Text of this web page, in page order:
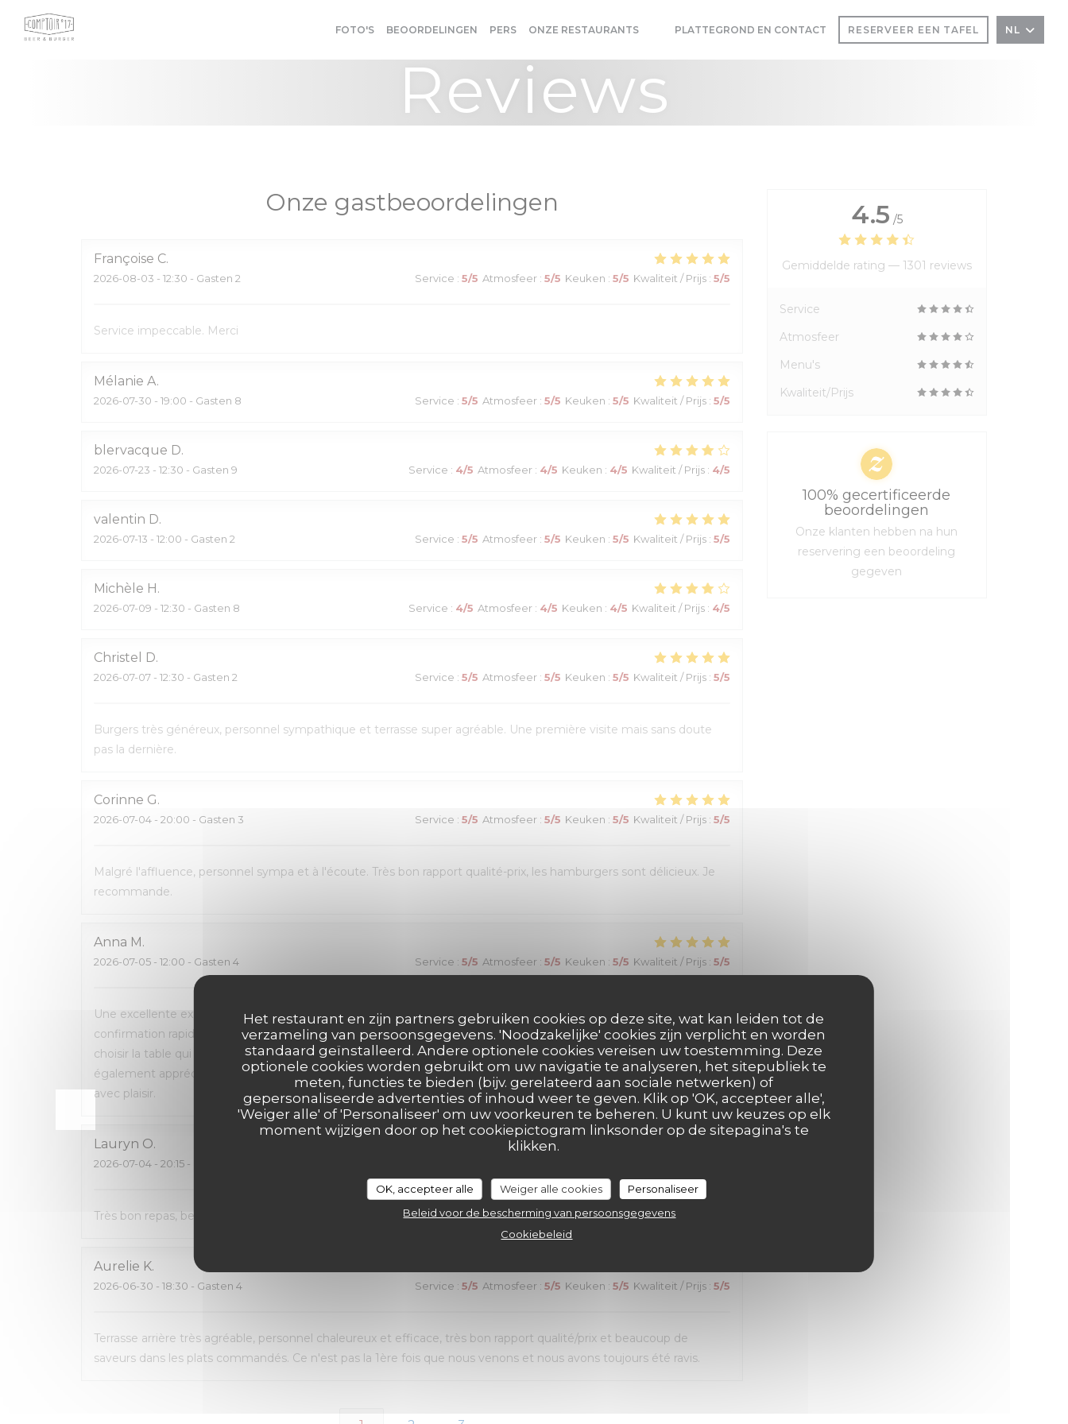
Cookies beheer paneel
Het restaurant en zijn partners gebruiken cookies op deze site, wat kan leiden tot de
verzameling van persoonsgegevens. 'Noodzakelijke' cookies zijn verplicht en worden
standaard geïnstalleerd. Andere optionele cookies vereisen uw toestemming. Deze
optionele cookies worden gebruikt om uw navigatie te analyseren, het sitepubliek te
meten, functies te bieden (bijv. gerelateerd aan sociale netwerken) of
gepersonaliseerde advertenties of inhoud weer te geven. Klik op 'OK, accepteer alle',
'Weiger alle' of 'Personaliseer' om uw voorkeuren te beheren. U kunt uw keuzes op elk
moment wijzigen door op het cookiepictogram linksonder op de sitepagina's te
klikken.
OK, accepteer alle Weiger alle cookies
Personaliseer
Beleid voor de bescherming van persoonsgegevens
Cookiebeleid
FOTO'S BEOORDELINGEN PERS ONZE RESTAURANTS
((OPENT IN EEN NIEUW VENSTER))
((OPENT IN EEN NIEUW VENSTER))
PLATTEGROND EN CONTACT RESERVEER EEN TAFEL NL
Reviews
Onze gastbeoordelingen
Françoise C
2026-08-03 - 12:30 - Gasten 2 Service : 5/5 Atmosfeer: 5/5 Keuken : 5/5 Kwaliteit / Prijs: 5/5
Service impeccable. Merci
Mélanie A
2026-07-30 - 19:00 - Gasten 8 Service : 5/5 Atmosfeer: 5/5 Keuken : 5/5 Kwaliteit / Prijs: 5/5
blervacque D
2026-07-23 - 12:30 - Gasten 9 Service : 4/5 Atmosfeer: 4/5 Keuken : 4/5 Kwaliteit / Prijs: 4/5
valentin D
2026-07-13 - 12:00 - Gasten 2 Service : 5/5 Atmosfeer: 5/5 Keuken : 5/5 Kwaliteit / Prijs: 5/5
Michèle H
2026-07-09 - 12:30 - Gasten 8 Service : 4/5 Atmosfeer: 4/5 Keuken : 4/5 Kwaliteit / Prijs: 4/5
Christel D
2026-07-07 - 12:30 - Gasten 2 Service : 5/5 Atmosfeer: 5/5 Keuken : 5/5 Kwaliteit / Prijs: 5/5
Burgers très généreux, personnel sympathique et terrasse super agréable. Une première visite mais sans doute
pas la dernière.
Corinne G
2026-07-04 - 20:00 - Gasten 3 Service : 5/5 Atmosfeer: 5/5 Keuken : 5/5 Kwaliteit / Prijs: 5/5
Malgré l'affluence, personnel sympa et à l'écoute. Très bon rapport qualité-prix, les hamburgers sont délicieux. Je
recommande.
Anna M
2026-07-05 - 12:00 - Gasten 4 Service : 5/5 Atmosfeer: 5/5 Keuken : 5/5 Kwaliteit / Prijs: 5/5
Une excellente expérience du début à la fin. La réservation en ligne était très simple et fluide, avec une
confirmation rapide par e-mail et SMS. L’accueil était chaleureux et le personnel très à l’écoute. Nous avons pu
choisir la table qui nous convenait le mieux. Les burgers étaient excellents et le service impeccable. Nous avons
également apprécié de pouvoir emporter ce qui n’avait pas été terminé. Une adresse que nous recommandons
avec plaisir.
Lauryn O
2026-07-04 - 20:15 - Gasten 2
Très bon repas, beau cadre, carte avec pas mal de choix. Mais un peu d’attente pour le service des plats
Aurelie K
2026-06-30 - 18:30 - Gasten 4 Service : 5/5 Atmosfeer: 5/5 Keuken : 5/5 Kwaliteit / Prijs: 5/5
Terrasse arrière très agréable, personnel chaleureux et efficace, très bon rapport qualité/prix et beaucoup de
saveurs dans les plats commandés. Ce n'est pas la 1ère fois que nous venons et nous avons toujours été ravis.
4.5 /5
Gemiddelde rating — 1301 reviews
Service
Atmosfeer
Menu's
Kwaliteit/Prijs
100% gecertificeerde
beoordelingen
Onze klanten hebben na hun
reservering een beoordeling
gegeven